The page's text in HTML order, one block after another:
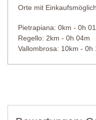
Orte mit
Pietrapiana: 0km - 0h
Regello: 2km - 0h 04m
Vallombrosa: 10km - 0h